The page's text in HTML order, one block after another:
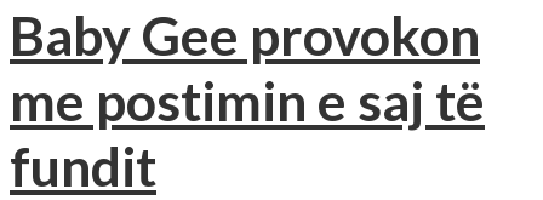
Baby Gee provokon
me postimin e saj të
fundit